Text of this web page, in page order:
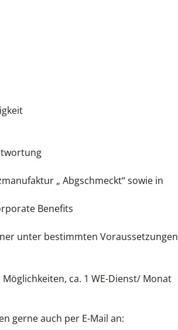
„ Abgschmeckt“ sowie in
Benefits
unter bestimmten Voraussetzungen
ca. 1 WE-Dienst/ Monat
gerne auch per E-Mail an: